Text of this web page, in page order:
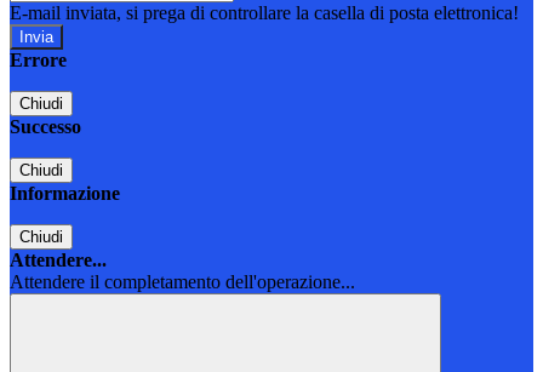
E-mail inviata, si prega di controllare la casella di posta elettronica!
Errore
Chiudi
Successo
Chiudi
Informazione
Chiudi
Attendere...
Attendere il completamento dell'operazione...